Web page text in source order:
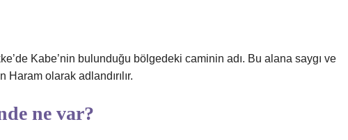
Kabe’nin bulunduğu bölgedeki caminin adı. Bu alana saygı ve
olarak adlandırılır.
ne var?